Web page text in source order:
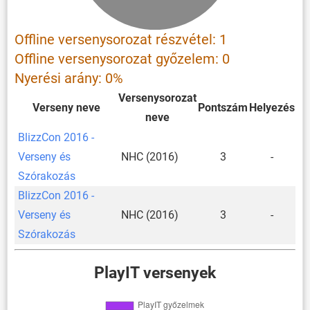
Offline versenysorozat részvétel: 1
Offline versenysorozat győzelem: 0
Nyerési arány: 0%
Verseny neve
Versenysorozat
neve
Pontszám Helyezés
BlizzCon 2016 -
Verseny és
Szórakozás
NHC (2016) 3 -
BlizzCon 2016 -
Verseny és
Szórakozás
NHC (2016) 3 -
PlayIT versenyek